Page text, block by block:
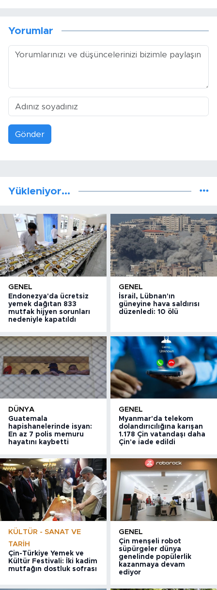
Yorumlar
Gönder
Yükleniyor...
GENEL
Endonezya'da ücretsiz
yemek dağıtan 833
mutfak hijyen sorunları
nedeniyle kapatıldı
GENEL
İsrail, Lübnan'ın
güneyine hava saldırısı
düzenledi: 10 ölü
DÜNYA
Guatemala
hapishanelerinde isyan:
En az 7 polis memuru
hayatını kaybetti
GENEL
Myanmar'da telekom
dolandırıcılığına karışan
1.178 Çin vatandaşı daha
Çin'e iade edildi
KÜLTÜR - SANAT VE
TARIH
Çin-Türkiye Yemek ve
Kültür Festivali: İki kadim
mutfağın dostluk sofrası
GENEL
Çin menşeli robot
süpürgeler dünya
genelinde popülerlik
kazanmaya devam
ediyor